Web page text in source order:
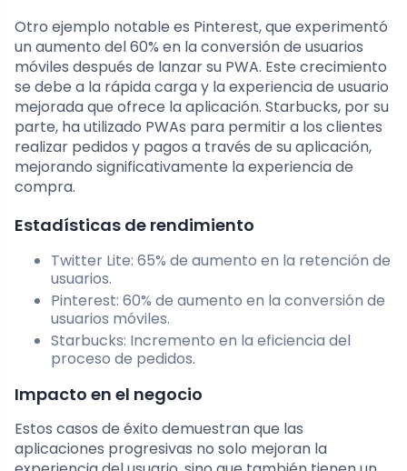
Otro ejemplo notable es Pinterest, que experimentó
un aumento del 60% en la conversión de usuarios
móviles después de lanzar su PWA. Este crecimiento
se debe a la rápida carga y la experiencia de usuario
mejorada que ofrece la aplicación. Starbucks, por su
parte, ha utilizado PWAs para permitir a los clientes
realizar pedidos y pagos a través de su aplicación,
mejorando significativamente la experiencia de
compra.
Estadísticas de rendimiento
Twitter Lite: 65% de aumento en la retención de
usuarios.
Pinterest: 60% de aumento en la conversión de
usuarios móviles.
Starbucks: Incremento en la eficiencia del
proceso de pedidos.
Impacto en el negocio
Estos casos de éxito demuestran que las
aplicaciones progresivas no solo mejoran la